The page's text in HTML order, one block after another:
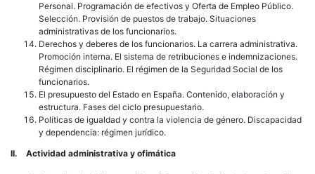
Personal. Programación de efectivos y Oferta de Empleo Público.
Selección. Provisión de puestos de trabajo. Situaciones
administrativas de los funcionarios.
Derechos y deberes de los funcionarios. La carrera administrativa.
Promoción interna. El sistema de retribuciones e indemnizaciones.
Régimen disciplinario. El régimen de la Seguridad Social de los
funcionarios.
El presupuesto del Estado en España. Contenido, elaboración y
estructura. Fases del ciclo presupuestario.
Políticas de igualdad y contra la violencia de género. Discapacidad
y dependencia: régimen jurídico.
II. Actividad administrativa y ofimática